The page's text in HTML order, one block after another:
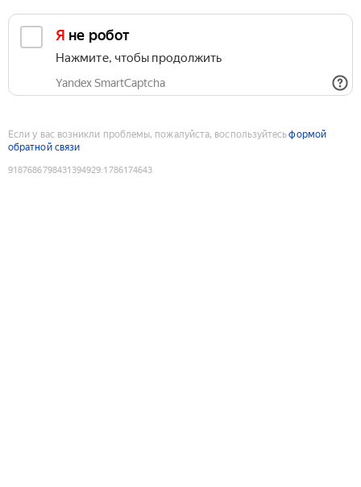
Я не робот
Нажмите, чтобы продолжить
Yandex SmartCaptcha
Если у вас возникли проблемы, пожалуйста, воспользуйтесьформой
обратной связи
9187686798431394929:1786174643